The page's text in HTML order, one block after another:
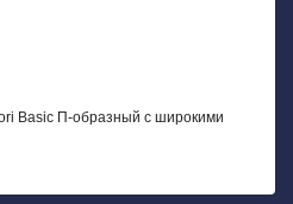
Basic П-образный с широкими